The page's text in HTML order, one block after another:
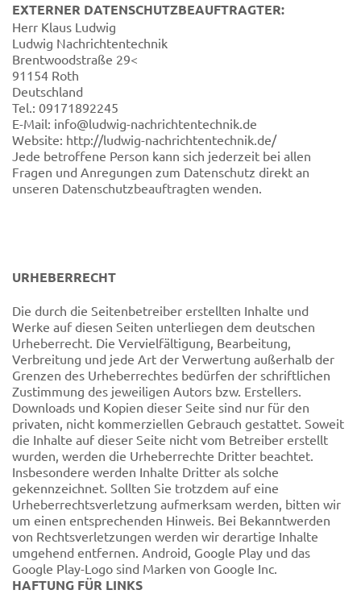
EXTERNER DATENSCHUTZBEAUFTRAGTER:
Herr Klaus Ludwig
Ludwig Nachrichtentechnik
Brentwoodstraße 29<
91154 Roth
Deutschland
Tel.: 09171892245
E-Mail: info@ludwig-nachrichtentechnik.de
Website: http://ludwig-nachrichtentechnik.de/
Jede betroffene Person kann sich jederzeit bei allen
Fragen und Anregungen zum Datenschutz direkt an
unseren Datenschutzbeauftragten wenden.
URHEBERRECHT
Die durch die Seitenbetreiber erstellten Inhalte und
Werke auf diesen Seiten unterliegen dem deutschen
Urheberrecht. Die Vervielfältigung, Bearbeitung,
Verbreitung und jede Art der Verwertung außerhalb der
Grenzen des Urheberrechtes bedürfen der schriftlichen
Zustimmung des jeweiligen Autors bzw. Erstellers.
Downloads und Kopien dieser Seite sind nur für den
privaten, nicht kommerziellen Gebrauch gestattet. Soweit
die Inhalte auf dieser Seite nicht vom Betreiber erstellt
wurden, werden die Urheberrechte Dritter beachtet.
Insbesondere werden Inhalte Dritter als solche
gekennzeichnet. Sollten Sie trotzdem auf eine
Urheberrechtsverletzung aufmerksam werden, bitten wir
um einen entsprechenden Hinweis. Bei Bekanntwerden
von Rechtsverletzungen werden wir derartige Inhalte
umgehend entfernen. Android, Google Play und das
Google Play-Logo sind Marken von Google Inc.
HAFTUNG FÜR LINKS